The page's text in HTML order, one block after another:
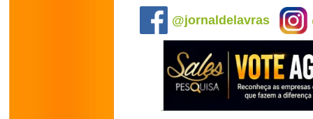
@jornaldelavras